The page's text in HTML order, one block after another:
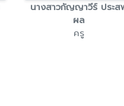
นางสาวกัญญาวีร์ ประ
ผล
ครู